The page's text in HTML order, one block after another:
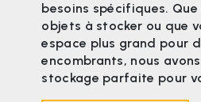
besoins spécifiques.
objets à stocker ou que
espace plus grand pour
encombrants, nous
stockage parfaite pour